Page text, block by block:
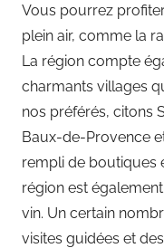
Vous pourrez
plein air, comme la
La région compte
charmants villages
nos préférés, citons
Baux-de-Provence
rempli de boutiques
région est
vin. Un certain
visites guidées et